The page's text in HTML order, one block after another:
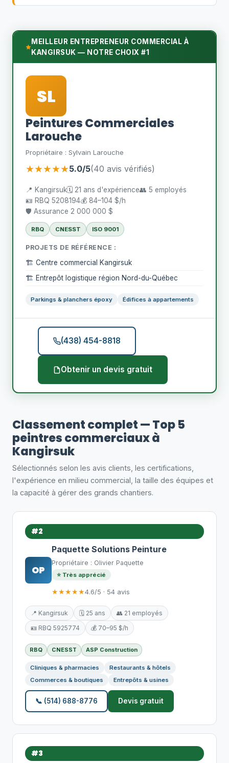
MEILLEUR ENTREPRENEUR COMMERCIAL À
KANGIRSUK — NOTRE CHOIX #1
SL
Peintures Commerciales
Larouche
Propriétaire : Sylvain Larouche
★★★★★5.0/5(40 avis vérifiés)
📍 Kangirsuk🗓️ 21 ans d'expérience👥 5 employés
🪪 RBQ 5208194💰 84–104 $/h
🛡️ Assurance 2 000 000 $
RBQ CNESST ISO 9001
PROJETS DE RÉFÉRENCE :
🏗️ Centre commercial Kangirsuk
🏗️ Entrepôt logistique région Nord-du-Québec
Parkings & planchers époxy Édifices à appartements
(438) 454-8818
Obtenir un devis gratuit
Classement complet — Top 5
peintres commerciaux à
Kangirsuk
Sélectionnés selon les avis clients, les certifications,
l'expérience en milieu commercial, la taille des équipes et
la capacité à gérer des grands chantiers.
#2
OP
Paquette Solutions Peinture
Propriétaire : Olivier Paquette
⭐ Très apprécié
★★★★★4.6/5 · 54 avis
📍 Kangirsuk 🗓️ 25 ans
👥 21 employés
🪪 RBQ 5925774
💰 70–95 $/h
RBQ CNESST ASP Construction
Cliniques & pharmacies
Restaurants & hôtels
Commerces & boutiques
Entrepôts & usines
📞 (514) 688-8776 Devis gratuit
#3